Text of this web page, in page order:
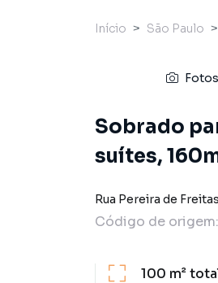
Início São Paulo
Fotos
Sobrado
suítes,
Rua Pereira de Freitas
Código de origem:
100 m²